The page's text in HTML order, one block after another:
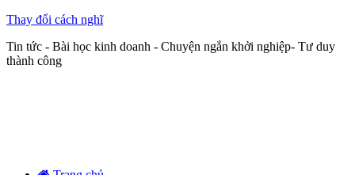
Thay đổi cách nghĩ
Tin tức - Bài học kinh doanh - Chuyện ngắn khởi nghiệp- Tư duy
thành công